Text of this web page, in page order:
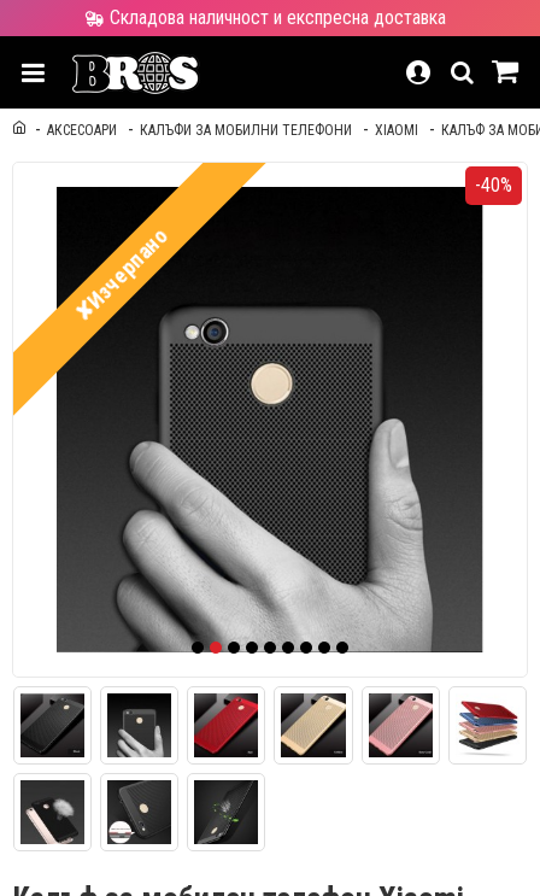
Складова наличност и експресна доставка
АКСЕСОАРИ КАЛЪФИ ЗА МОБИЛНИ ТЕЛЕФОНИ XIAOMI КАЛЪФ ЗА
-40%
✘Изчерпано